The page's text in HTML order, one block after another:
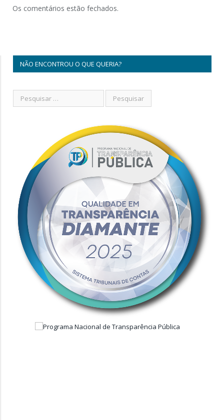
Os comentários estão fechados.
NÃO ENCONTROU O QUE QUERIA?